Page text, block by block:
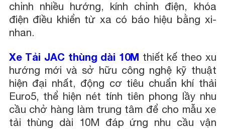
chỉnh nhiều hướng, kính chỉnh điện, khóa
điện điều khiển từ xa có báo hiệu bằng xi-
nhan.
Xe Tải JAC thùng dài 10M thiết kế theo xu
hướng mới và sở hữu công nghệ kỹ thuật
hiện đại nhất, động cơ tiêu chuẩn khí thải
Euro5, thể hiện nét tính tiên phong lầy nhu
cầu chở hàng làm trung tâm để cho mẫu xe
tải thùng dài 10M đáp ứng nhu cầu vận